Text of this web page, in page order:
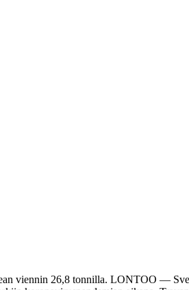
viennin 26,8 tonnilla. LONTOO —